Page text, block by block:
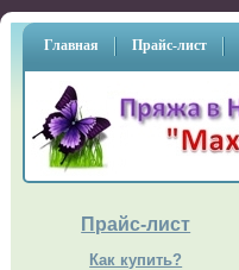
Главная Прайс-лист
Прайс-лист
Как купить?